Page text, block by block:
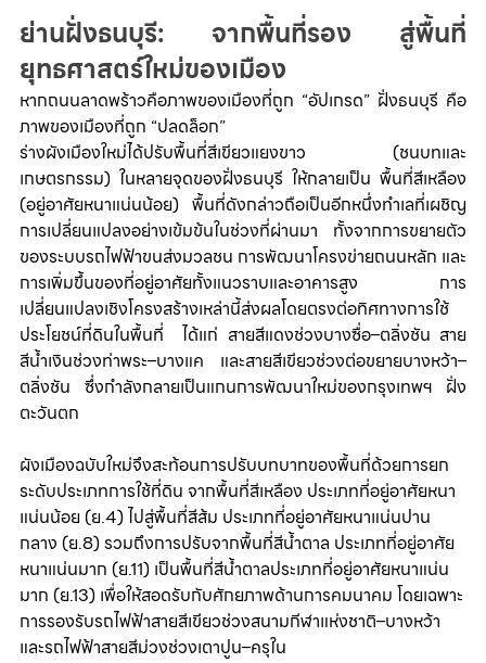
ย่านฝั่งธนบุรี: จากพื้นที่รอง สู่พื้นที่
ยุทธศาสตร์ใหม่ของเมือง
หากถนนลาดพร้าวคือภาพของเมืองที่ถูก “อัปเกรด” ฝั่งธนบุรี คือ
ภาพของเมืองที่ถูก “ปลดล็อก”
ร่างผังเมืองใหม่ได้ปรับพื้นที่สีเขียวแยงขาว (ชนบทและ
เกษตรกรรม) ในหลายจุดของฝั่งธนบุรี ให้กลายเป็น พื้นที่สีเหลือง
(อยู่อาศัยหนาแน่นน้อย) พื้นที่ดังกล่าวถือเป็นอีกหนึ่งทำเลที่เผชิญ
การเปลี่ยนแปลงอย่างเข้มข้นในช่วงที่ผ่านมา ทั้งจากการขยายตัว
ของระบบรถไฟฟ้าขนส่งมวลชน การพัฒนาโครงข่ายถนนหลัก และ
การเพิ่มขึ้นของที่อยู่อาศัยทั้งแนวราบและอาคารสูง การ
เปลี่ยนแปลงเชิงโครงสร้างเหล่านี้ส่งผลโดยตรงต่อทิศทางการใช้
ประโยชน์ที่ดินในพื้นที่  ได้แก่ สายสีแดงช่วงบางซื่อ–ตลิ่งชัน สาย
สีน้ำเงินช่วงท่าพระ–บางแค และสายสีเขียวช่วงต่อขยายบางหว้า–
ตลิ่งชัน ซึ่งกำลังกลายเป็นแกนการพัฒนาใหม่ของกรุงเทพฯ ฝั่ง
ตะวันตก
ผังเมืองฉบับใหม่จึงสะท้อนการปรับบทบาทของพื้นที่ด้วยการยก
ระดับประเภทการใช้ที่ดิน จากพื้นที่สีเหลือง ประเภทที่อยู่อาศัยหนา
แน่นน้อย (ย.4) ไปสู่พื้นที่สีส้ม ประเภทที่อยู่อาศัยหนาแน่นปาน
กลาง (ย.8) รวมถึงการปรับจากพื้นที่สีน้ำตาล ประเภทที่อยู่อาศัย
หนาแน่นมาก (ย.11) เป็นพื้นที่สีน้ำตาลประเภทที่อยู่อาศัยหนาแน่น
มาก (ย.13) เพื่อให้สอดรับกับศักยภาพด้านการคมนาคม โดยเฉพาะ
การรองรับรถไฟฟ้าสายสีเขียวช่วงสนามกีฬาแห่งชาติ–บางหว้า
และรถไฟฟ้าสายสีม่วงช่วงเตาปูน–ครุใน